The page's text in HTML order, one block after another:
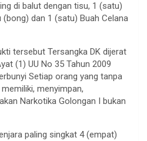
di balut dengan tisu, 1 (satu)
dan 1 (satu) Buah Celana
tersebut Tersangka DK dijerat
(1) UU No 35 Tahun 2009
Setiap orang yang tanpa
menyimpan,
Narkotika Golongan I bukan
paling singkat 4 (empat)